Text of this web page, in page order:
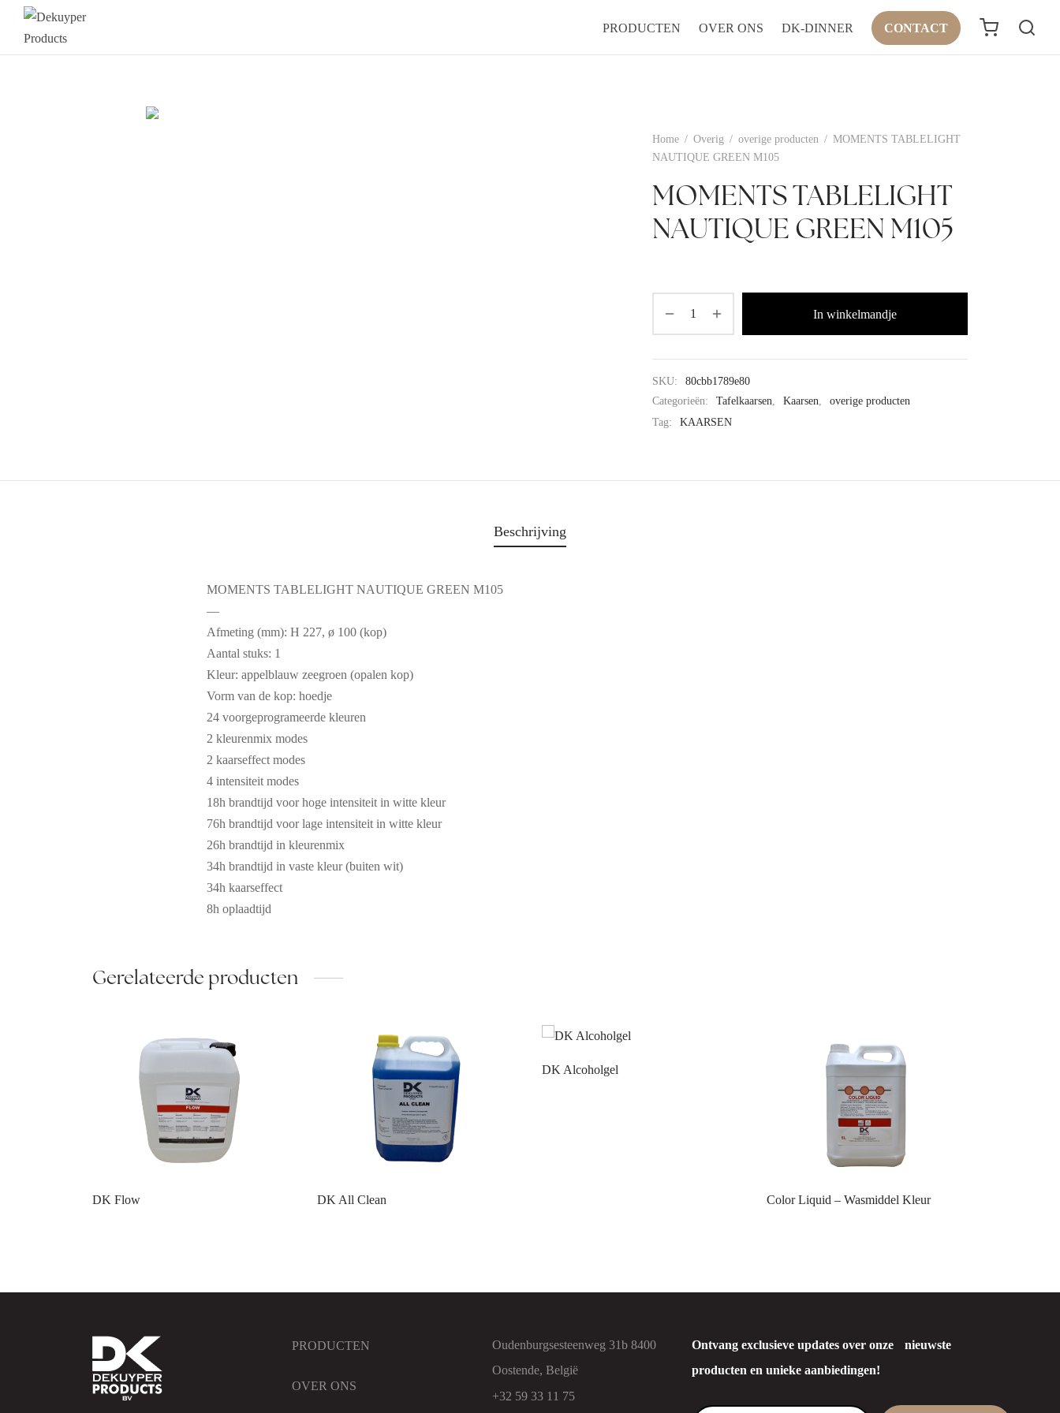
PRODUCTEN OVER ONS DK-DINNER CONTACT
Home / Overig / overige producten / MOMENTS TABLELIGHT
NAUTIQUE GREEN M105
MOMENTS TABLELIGHT
NAUTIQUE GREEN M105
In winkelmandje
SKU:
80cbb1789e80
Categorieën:
Tafelkaarsen, Kaarsen,
overige producten
Tag:
KAARSEN
Beschrijving
MOMENTS TABLELIGHT NAUTIQUE GREEN M105
—
Afmeting (mm): H 227, ø 100 (kop)
Aantal stuks: 1
Kleur: appelblauw zeegroen (opalen kop)
Vorm van de kop: hoedje
24 voorgeprogrameerde kleuren
2 kleurenmix modes
2 kaarseffect modes
4 intensiteit modes
18h brandtijd voor hoge intensiteit in witte kleur
76h brandtijd voor lage intensiteit in witte kleur
26h brandtijd in kleurenmix
34h brandtijd in vaste kleur (buiten wit)
34h kaarseffect
8h oplaadtijd
Gerelateerde producten
DK Flow DK All Clean
DK Alcoholgel
Color Liquid – Wasmiddel Kleur
Ontvang exclusieve updates over onze nieuwste
producten en unieke aanbiedingen!
PRODUCTEN
OVER ONS
Oudenburgsesteenweg 31b 8400
Oostende, België
+32 59 33 11 75